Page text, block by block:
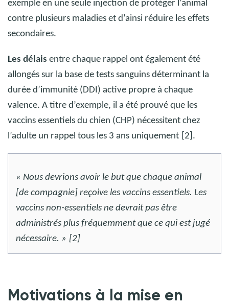
exemple en une seule injection de protéger l’animal
contre plusieurs maladies et d’ainsi réduire les effets
secondaires.
Les délais entre chaque rappel ont également été
allongés sur la base de tests sanguins déterminant la
durée d’immunité (DDI) active propre à chaque
valence. A titre d’exemple, il a été prouvé que les
vaccins essentiels du chien (CHP) nécessitent chez
l’adulte un rappel tous les 3 ans uniquement [2].
« Nous devrions avoir le but que chaque animal
[de compagnie] reçoive les vaccins essentiels. Les
vaccins non-essentiels ne devrait pas être
administrés plus fréquemment que ce qui est jugé
nécessaire. » [2]
Motivations à la mise en